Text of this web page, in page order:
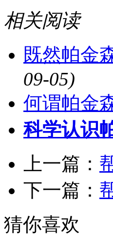
相关阅读
既然帕金
09-05)
何谓帕金
科学认识
上一篇：
下一篇：
猜你喜欢